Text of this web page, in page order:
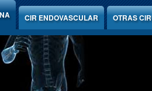
CIR ENDOVASCULAR OTRAS